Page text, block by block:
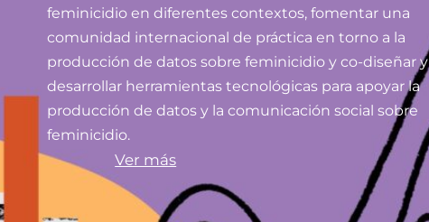
feminicidio en diferentes contextos, fomentar una
comunidad internacional de práctica en torno a la
producción de datos sobre feminicidio y co-diseñar y
desarrollar herramientas tecnológicas para apoyar la
producción de datos y la comunicación social sobre
feminicidio.
Ver más